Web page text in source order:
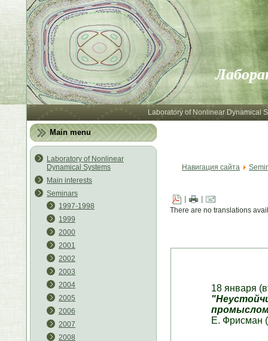
Laboratory of Nonlinear Dynamical
Main menu
Laboratory of Nonlinear
Dynamical Systems
Main interests
Seminars
1997-1998
1999
2000
2001
2002
2003
2004
2005
2006
2007
2008
Навигация сайта
There are no translations
18 января
Е.